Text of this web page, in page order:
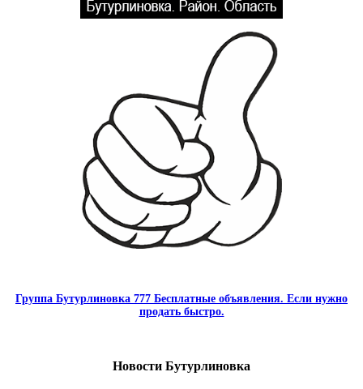
Группа Бутурлиновка 777 Бесплатные объявления. Если нужно
продать быстро.
Новости Бутурлиновка